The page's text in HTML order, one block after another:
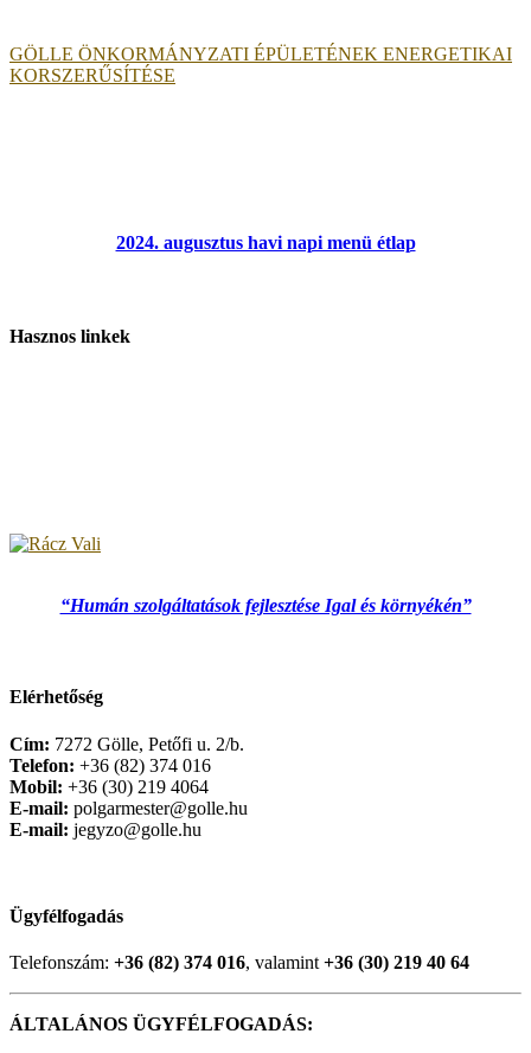
GÖLLE ÖNKORMÁNYZATI ÉPÜLETÉNEK ENERGETIKAI
KORSZERŰSÍTÉSE
2024. augusztus havi napi menü étlap
Hasznos linkek
“Humán szolgáltatások fejlesztése Igal és környékén”
Elérhetőség
Cím: 7272 Gölle, Petőfi u. 2/b.
Telefon: +36 (82) 374 016
Mobil: +36 (30) 219 4064
E-mail: polgarmester@golle.hu
E-mail: jegyzo@golle.hu
Ügyfélfogadás
Telefonszám: +36 (82) 374 016, valamint +36 (30) 219 40 64
ÁLTALÁNOS ÜGYFÉLFOGADÁS: